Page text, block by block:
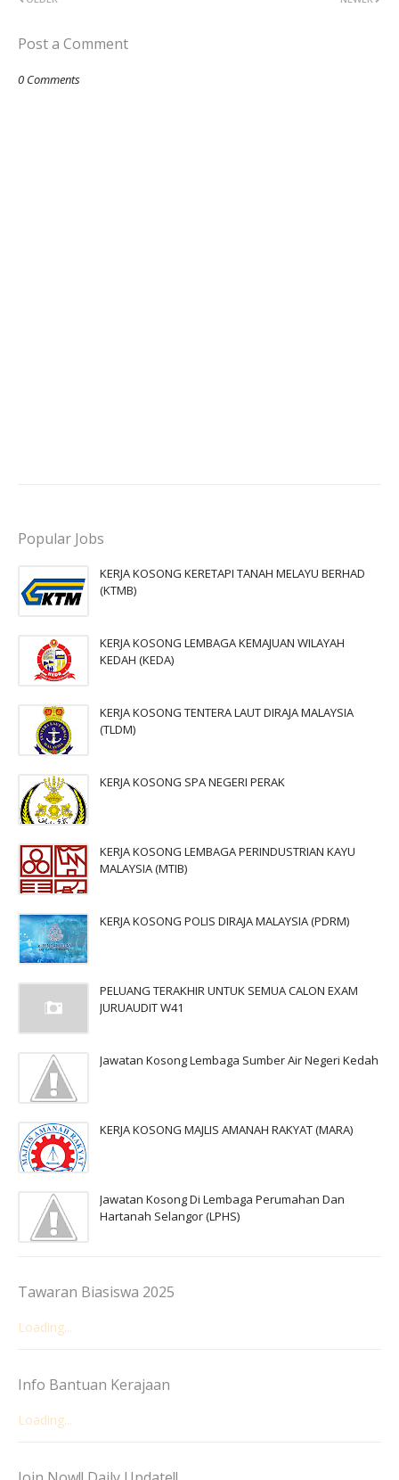
Post a Comment
0 Comments
Popular Jobs
KERJA KOSONG KERETAPI TANAH MELAYU BERHAD
(KTMB)
KERJA KOSONG LEMBAGA KEMAJUAN WILAYAH
KEDAH (KEDA)
KERJA KOSONG TENTERA LAUT DIRAJA MALAYSIA
(TLDM)
KERJA KOSONG SPA NEGERI PERAK
KERJA KOSONG LEMBAGA PERINDUSTRIAN KAYU
MALAYSIA (MTIB)
KERJA KOSONG POLIS DIRAJA MALAYSIA (PDRM)
PELUANG TERAKHIR UNTUK SEMUA CALON EXAM
JURUAUDIT W41
Jawatan Kosong Lembaga Sumber Air Negeri Kedah
KERJA KOSONG MAJLIS AMANAH RAKYAT (MARA)
Jawatan Kosong Di Lembaga Perumahan Dan
Hartanah Selangor (LPHS)
Tawaran Biasiswa 2025
Loading...
Info Bantuan Kerajaan
Loading...